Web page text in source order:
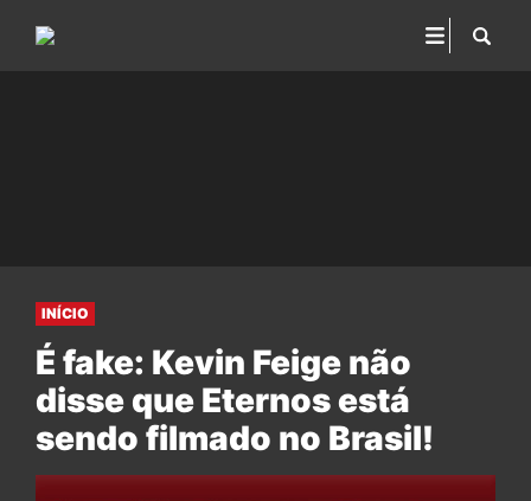
INÍCIO
É fake: Kevin Feige não
disse que Eternos está
sendo filmado no Brasil!